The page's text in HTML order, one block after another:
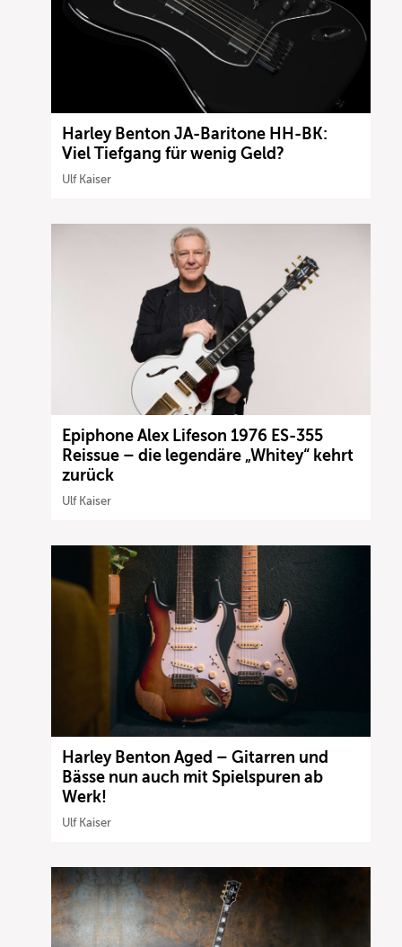
Harley Benton JA-Baritone HH-BK:
Viel Tiefgang für wenig Geld?
Ulf Kaiser
Epiphone Alex Lifeson 1976 ES-355
Reissue – die legendäre „Whitey“ kehrt
zurück
Ulf Kaiser
Harley Benton Aged – Gitarren und
Bässe nun auch mit Spielspuren ab
Werk!
Ulf Kaiser